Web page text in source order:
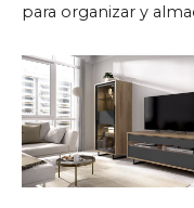
para organizar y